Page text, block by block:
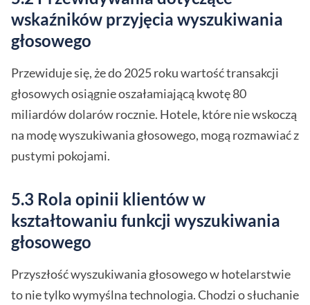
wskaźników przyjęcia wyszukiwania
głosowego
Przewiduje się, że do 2025 roku wartość transakcji
głosowych osiągnie oszałamiającą kwotę 80
miliardów dolarów rocznie. Hotele, które nie wskoczą
na modę wyszukiwania głosowego, mogą rozmawiać z
pustymi pokojami.
5.3 Rola opinii klientów w
kształtowaniu funkcji wyszukiwania
głosowego
Przyszłość wyszukiwania głosowego w hotelarstwie
to nie tylko wymyślna technologia. Chodzi o słuchanie